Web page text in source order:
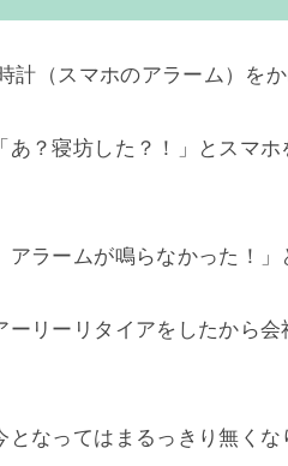
計 （スマホのアラーム） を
あ？寝坊した？！」とスマ
ラームが鳴らなかった！」
ーリーリタイアをしたから
なってはまるっきり無くな